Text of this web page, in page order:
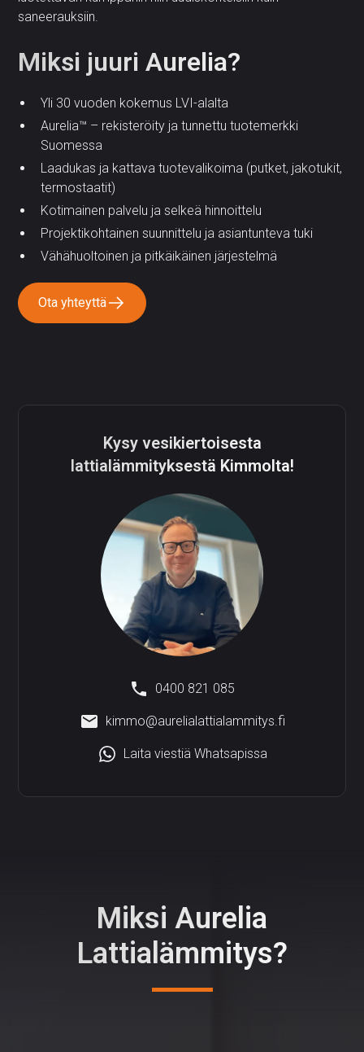
Kysy vesikiertoisesta
lattialämmityksestä Kimmolta!
0400 821 085
kimmo@aurelialattialammitys.fi
Laita viestiä Whatsapissa
saneerauksiin.
Miksi juuri Aurelia?
Yli 30 vuoden kokemus LVI-alalta
Aurelia™ – rekisteröity ja tunnettu tuotemerkki
Suomessa
Laadukas ja kattava tuotevalikoima (putket, jakotukit,
termostaatit)
Kotimainen palvelu ja selkeä hinnoittelu
Projektikohtainen suunnittelu ja asiantunteva tuki
Vähähuoltoinen ja pitkäikäinen järjestelmä
Ota yhteyttä
Miksi Aurelia
Lattialämmitys?